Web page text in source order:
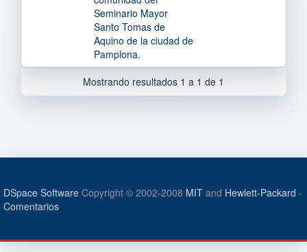
Seminario Mayor
Santo Tomas de
Aquino de la ciudad de
Pamplona.
Mostrando resultados 1 a 1 de 1
DSpace Software Copyright © 2002-2008 MIT and Hewlett-Packard -
Comentarios